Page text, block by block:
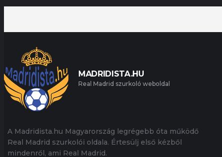
MADRIDISTA.HU
Real Madrid szurkoló weboldal
A Madridista.hu Magyarország legrégebb óta működő
Real Madrid szurkolói oldala. Értesülj első kézből
mindenről, ami Real Madrid.